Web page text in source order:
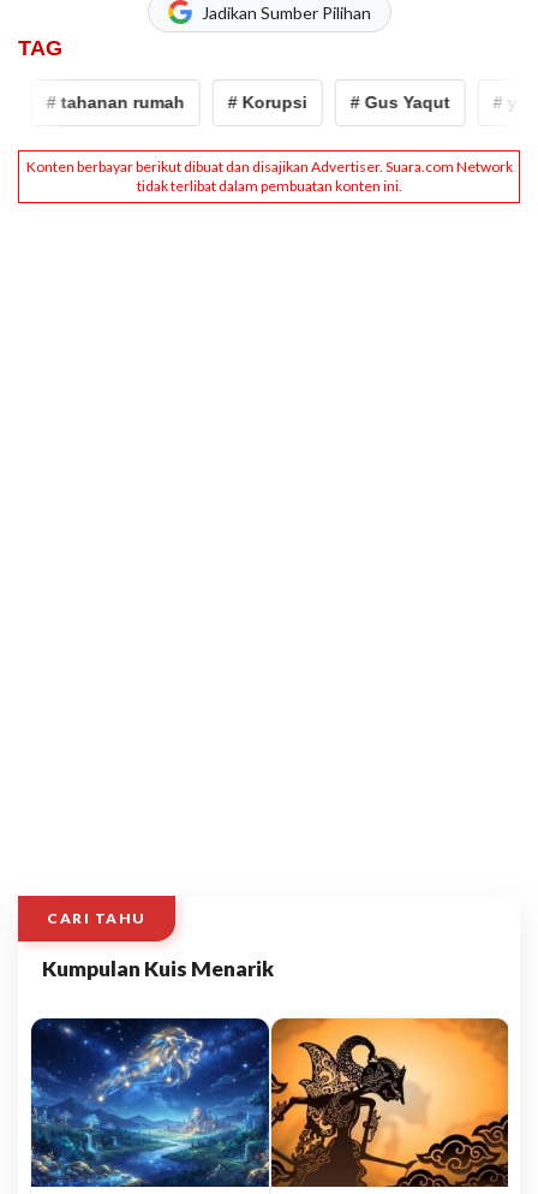
Jadikan Sumber Pilihan
TAG
# tahanan rumah # Korupsi # Gus Yaqut # yaqut
CARI TAHU
Kumpulan Kuis Menarik